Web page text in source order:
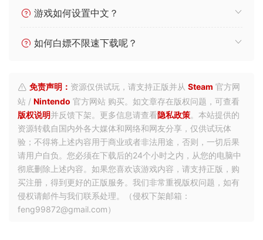
游戏如何设置中文？
如何白嫖不限速下载呢？
免责声明： 资源仅供试玩，请支持正版并从 Steam 官方网
站 / Nintendo 官方网站 购买。如文章存在版权问题，可查看
版权说明并反馈下架。更多信息请查看隐私政策。本站提供的
资源转载自国内外各大媒体和网络和网友分享，仅供试玩体
验；不得将上述内容用于商业或者非法用途，否则，一切后果
请用户自负。您必须在下载后的24个小时之内，从您的电脑中
彻底删除上述内容。如果您喜欢该游戏内容，请支持正版，购
买注册，得到更好的正版服务。我们非常重视版权问题，如有
侵权请邮件与我们联系处理。（侵权下架邮箱：
feng99872@gmail.com）